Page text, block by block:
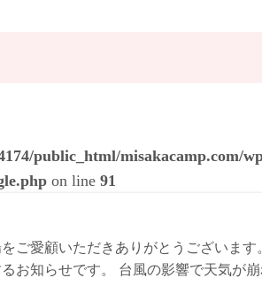
public_html/misakacamp.com/
on line 91
ご愛顧いただきありがとうございます
お知らせです。 台風の影響で天気が